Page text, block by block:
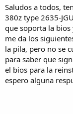
n
i
c
i
o
Saludos a todos,
380z type 2635-
que soporta la
me da los
la pila, pero no se
para saber que
el bios para la
espero alguna